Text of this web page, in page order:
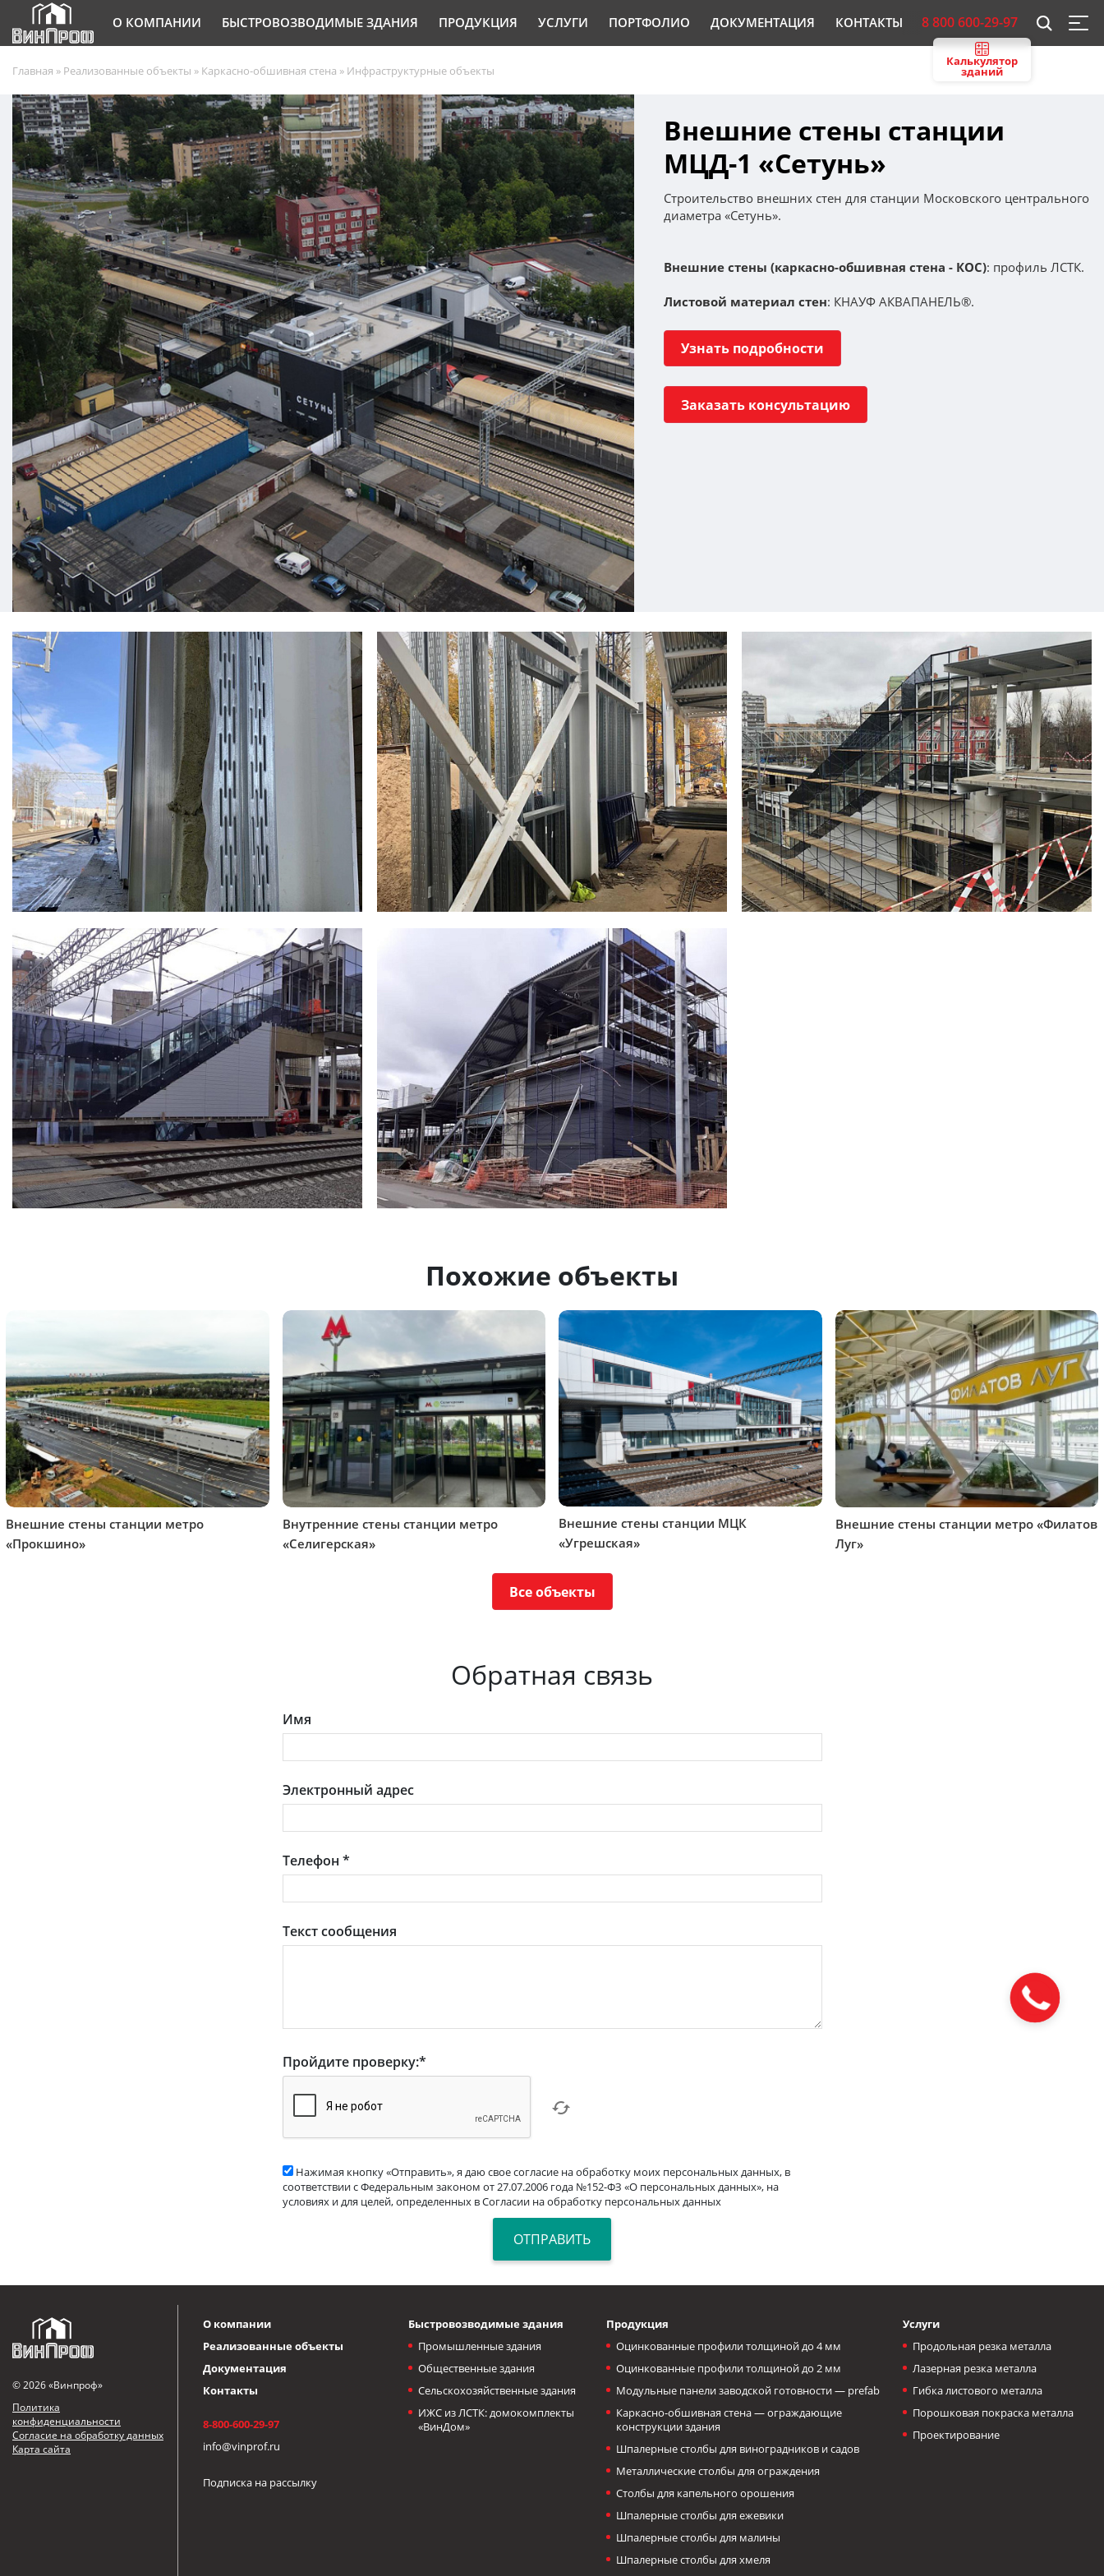
О КОМПАНИИ БЫСТРОВОЗВОДИМЫЕ ЗДАНИЯ ПРОДУКЦИЯ УСЛУГИ ПОРТФОЛИО ДОКУМЕНТАЦИЯ КОНТАКТЫ 8 800 600-29-97
Калькулятор
зданий
Главная » Реализованные объекты » Каркасно-обшивная стена » Инфраструктурные объекты
Внешние стены станции
МЦД-1 «Сетунь»
Строительство внешних стен для станции Московского центрального
диаметра «Сетунь».
Внешние стены (каркасно-обшивная стена - КОС): профиль ЛСТК.
Листовой материал стен: КНАУФ АКВАПАНЕЛЬ®.
Узнать подробности
Заказать консультацию
Похожие объекты
Внешние стены станции метро
«Прокшино»
Внутренние стены станции метро
«Селигерская»
Внешние стены станции МЦК
«Угрешская»
Внешние стены станции метро «Филатов
Луг»
Все объекты
Обратная связь
Имя
Электронный адрес
Телефон *
Текст сообщения
Пройдите проверку:*
Нажимая кнопку «Отправить», я даю свое согласие на обработку моих персональных данных, в
соответствии с Федеральным законом от 27.07.2006 года №152-ФЗ «О персональных данных», на
условиях и для целей, определенных в Согласии на обработку персональных данных
© 2026 «Винпроф»
Политика
конфиденциальности
Согласие на обработку данных
Карта сайта
О компании
Реализованные объекты
Документация
Контакты
8-800-600-29-97
info@vinprof.ru
Подписка на рассылку
Быстровозводимые здания
Промышленные здания
Общественные здания
Сельскохозяйственные здания
ИЖС из ЛСТК: домокомплекты
«ВинДом»
Продукция
Оцинкованные профили толщиной до 4 мм
Оцинкованные профили толщиной до 2 мм
Модульные панели заводской готовности — prefab
Каркасно-обшивная стена — ограждающие
конструкции здания
Шпалерные столбы для виноградников и садов
Металлические столбы для ограждения
Столбы для капельного орошения
Шпалерные столбы для ежевики
Шпалерные столбы для малины
Шпалерные столбы для хмеля
Услуги
Продольная резка металла
Лазерная резка металла
Гибка листового металла
Порошковая покраска металла
Проектирование
Закажите
звонок